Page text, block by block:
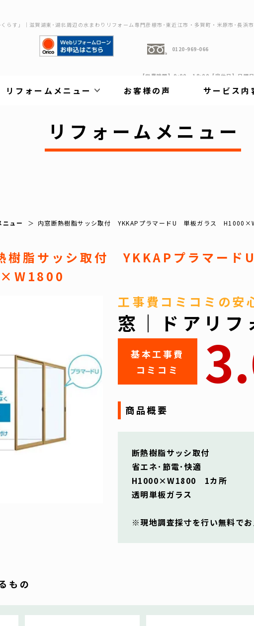
らす」｜滋賀湖東･湖北周辺の水まわりリフォーム専門彦根市･東近江市・多賀町・米原市･長浜市
0120-969-066
【営業時間】9:00～18:00【定休日】日曜
リフォームメニュー お客様の声 サービス内
リフォームメニュー
ニュー 内窓断熱樹脂サッシ取付 YKKAPプラマードU 単板ガラス
樹脂サッシ取付 YKKAPプラマー
工事費コミコミの安
窓｜ドアリフ
基本工事費
コミコミ
商品概要
断熱樹脂サッシ取付
省エネ･節電･快適
H1000×W1800 1カ所
透明単板ガラス
※現地調査採寸を行い無料で
もの